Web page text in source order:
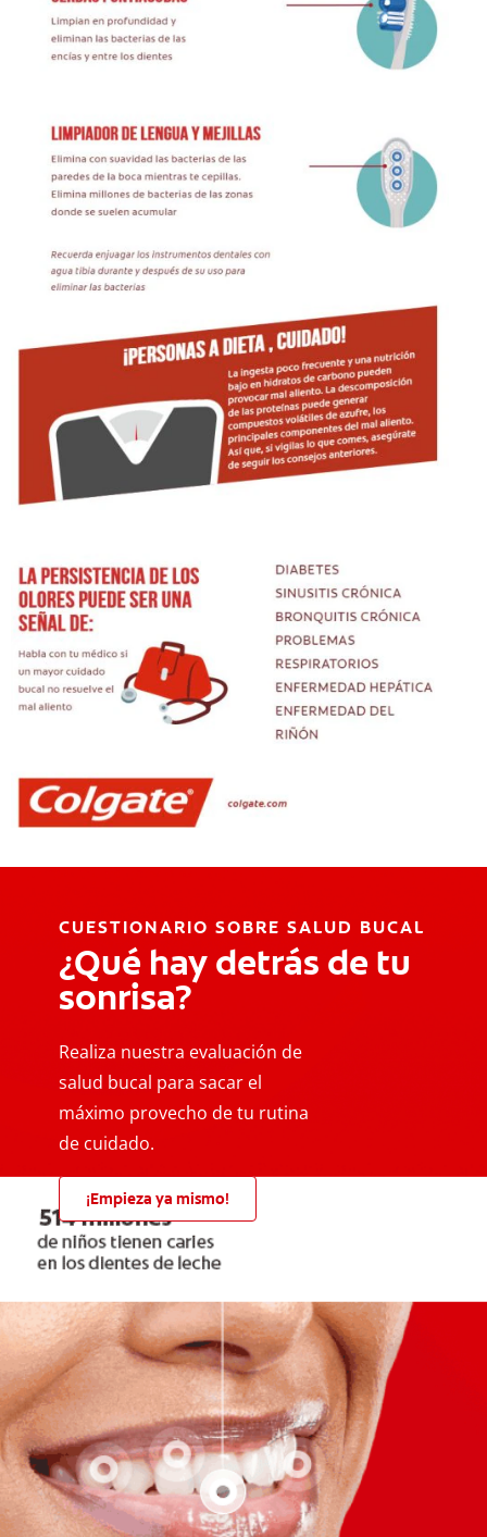
CUESTIONARIO SOBRE SALUD BUCAL
¿Qué hay detrás de tu
sonrisa?
Realiza nuestra evaluación de
salud bucal para sacar el
máximo provecho de tu rutina
de cuidado.
¡Empieza ya mismo!